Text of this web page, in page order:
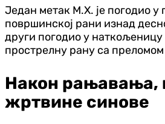
Један метак М.Х. је погодио у
површинској рани изнад
други погодио у
прострелну рану са
Након рањавања,
жртвине синове